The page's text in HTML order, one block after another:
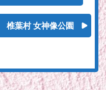
椎葉村 女神像公園